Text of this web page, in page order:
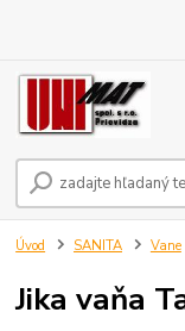
Úvod SANITA Vane
Jika vaňa